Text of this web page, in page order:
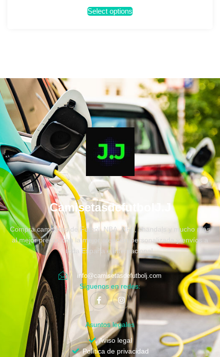
Select options
CamisetasdefutbolJ.J
Compra camisetas de Fútbol, NBA, NFL, chandals y mucho más
al mejor precio, con la mejor atención personalizada y envíos a
toda España e internacional.
info@camisetasdefutbolj.com
Síguenos en redes:
Asuntos legales
Aviso legal
Política de privacidad